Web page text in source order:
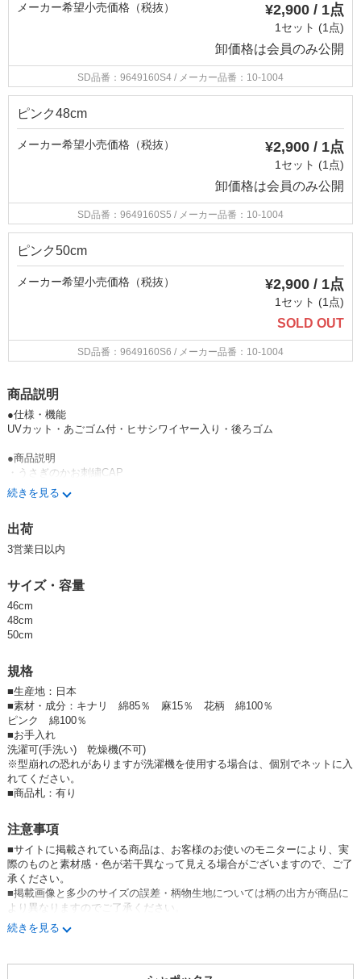
メーカー希望小売価格（税抜） ¥2,900 / 1点
1セット (1点)
卸価格は会員のみ公開
SD品番：9649160S4 / メーカー品番：10-1004
ピンク48cm
メーカー希望小売価格（税抜） ¥2,900 / 1点
1セット (1点)
卸価格は会員のみ公開
SD品番：9649160S5 / メーカー品番：10-1004
ピンク50cm
メーカー希望小売価格（税抜） ¥2,900 / 1点
1セット (1点)
SOLD OUT
SD品番：9649160S6 / メーカー品番：10-1004
商品説明
●仕様・機能
UVカット・あごゴム付・ヒサシワイヤー入り・後ろゴム
●商品説明
・うさぎのかお刺繍CAP
・ヒサシにセラミック素材のワイヤーが入っているので自由に上げ下げで
きます
connect M 【コネクトエム】
繍のアイテムがいっぱい。たったひとつのお気に入りの帽子になれた
ら・・・そんな想いを込めてもの作りをしています。
●参考
【種類】
ベビー帽子/キッズ帽子/トドラー帽子/子供用帽子/乳児帽子/幼児帽子/園児
帽子/男の子帽子/女の子帽子/こども帽子
【対象サイズ】
42cm/44cm/46cm/48cm/50cm/52cm/54cm/56cm/0歳/1歳/2歳/3歳/4歳/5
歳/6歳
続きを見る
出荷
3営業日以内
サイズ・容量
46cm
48cm
50cm
規格
■生産地：日本
■素材・成分：キナリ 綿85％ 麻15％ 花柄 綿100％
ピンク 綿100％
■お手入れ
洗濯可(手洗い) 乾燥機(不可)
※型崩れの恐れがありますが洗濯機を使用する場合は、個別でネットに入
れてください。
■商品札：有り
注意事項
■サイトに掲載されている商品は、お客様のお使いのモニターにより、実
際のものと素材感・色が若干異なって見える場合がございますので、ご了
承ください。
■掲載画像と多少のサイズの誤差・柄物生地については柄の出方が商品に
より異なりますのでご了承ください。
■型崩れの原因となるため基本的に個別包装なしで、ご注文商品すべてを
まとめて、上下に薄紙を引いた状態での発送となりますのでご了承くださ
※一部商品は個別包装がしてありますので規格をご確認ください。
続きを見る